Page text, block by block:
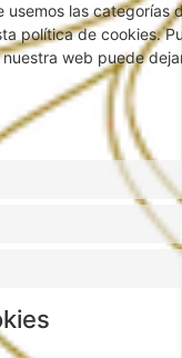
las categorías
política de cookies.
web puede